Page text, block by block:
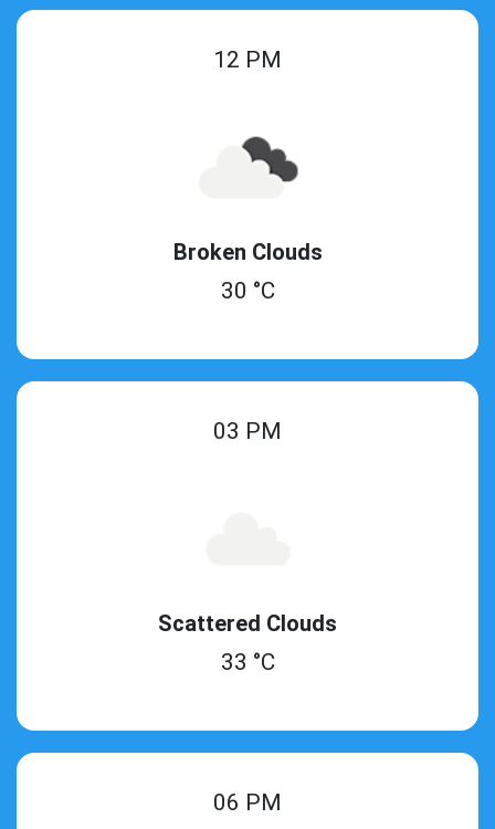
12 PM
Broken Clouds
30 °C
03 PM
Scattered Clouds
33 °C
06 PM